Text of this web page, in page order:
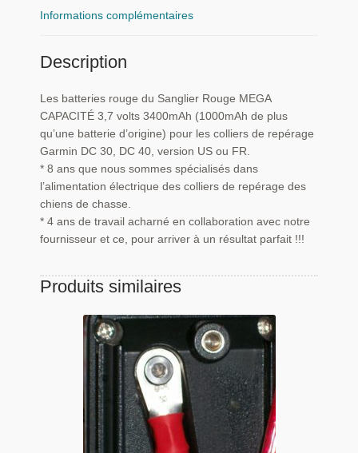
Informations complémentaires
Description
Les batteries rouge du Sanglier Rouge MEGA
CAPACITÉ 3,7 volts 3400mAh (1000mAh de plus
qu’une batterie d’origine) pour les colliers de repérage
Garmin DC 30, DC 40, version US ou FR.
* 8 ans que nous sommes spécialisés dans
l’alimentation électrique des colliers de repérage des
chiens de chasse.
* 4 ans de travail acharné en collaboration avec notre
fournisseur et ce, pour arriver à un résultat parfait !!!
Produits similaires